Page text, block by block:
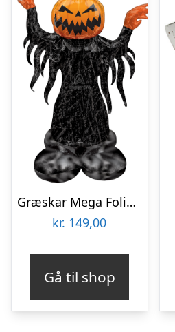
Græskar Mega Folieballon
kr. 149,00
Gå til shop